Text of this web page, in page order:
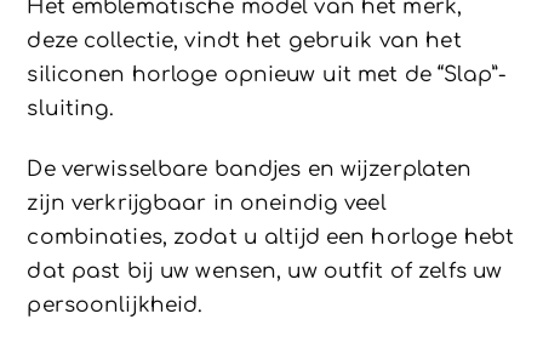
Het emblematische model van het merk,
deze collectie, vindt het gebruik van het
siliconen horloge opnieuw uit met de “Slap”-
sluiting.
De verwisselbare bandjes en wijzerplaten
zijn verkrijgbaar in oneindig veel
combinaties, zodat u altijd een horloge hebt
dat past bij uw wensen, uw outfit of zelfs uw
persoonlijkheid.